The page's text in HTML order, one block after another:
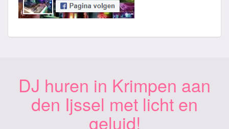
DJ huren in Krimpen aan
den Ijssel met licht en
geluid!